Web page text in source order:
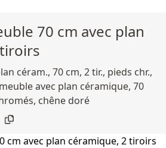
70 cm avec plan
céram., 70 cm, 2 tir., pieds chr.,
avec plan céramique, 70
chêne doré